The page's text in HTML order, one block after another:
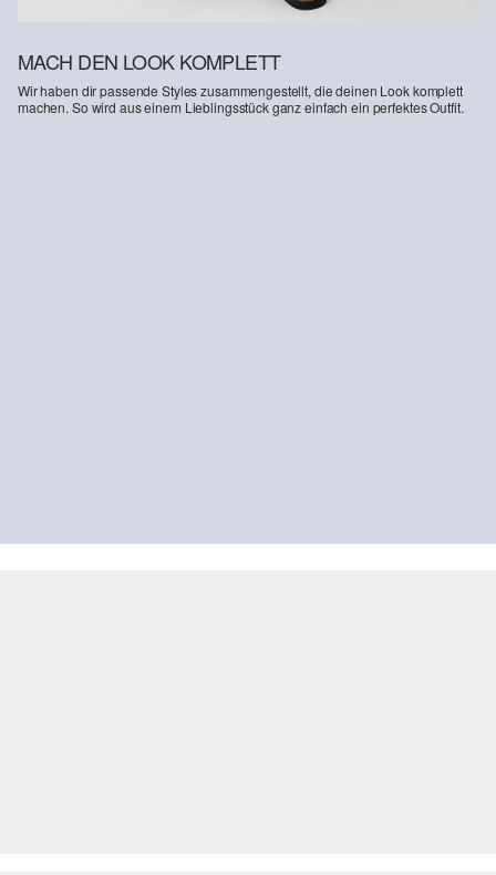
MACH DEN LOOK KOMPLETT
Wir haben dir passende Styles zusammengestellt, die deinen Look komplett
machen. So wird aus einem Lieblingsstück ganz einfach ein perfektes Outfit.